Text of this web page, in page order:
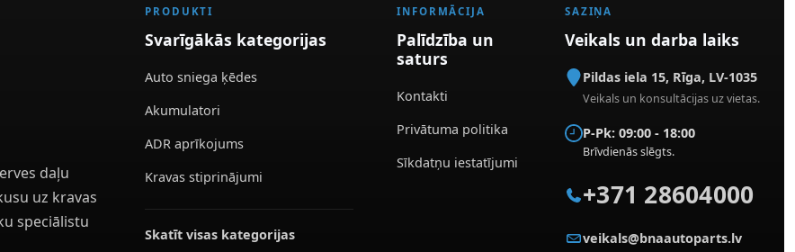
daļu
uz kravas
speciālistu
PRODUKTI
Svarīgākās kategorijas
Auto sniega ķēdes
Akumulatori
ADR aprīkojums
Kravas stiprinājumi
Skatīt visas kategorijas
INFORMĀCIJA
Palīdzība un
saturs
Kontakti
Privātuma politika
Sīkdatņu iestatījumi
SAZIŅA
Veikals un darba laiks
Pildas iela 15, Rīga, LV-1035
Veikals un konsultācijas uz vietas.
P-Pk: 09:00 - 18:00
Brīvdienās slēgts.
+371 28604000
veikals@bnaautoparts.lv